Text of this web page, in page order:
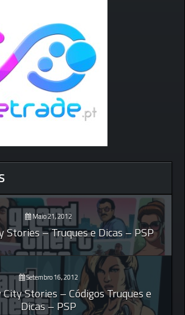
Maio 21, 2012
Stories – Truques e Dicas – PSP
Setembro 16, 2012
Stories – Códigos Truques e
Dicas – PSP